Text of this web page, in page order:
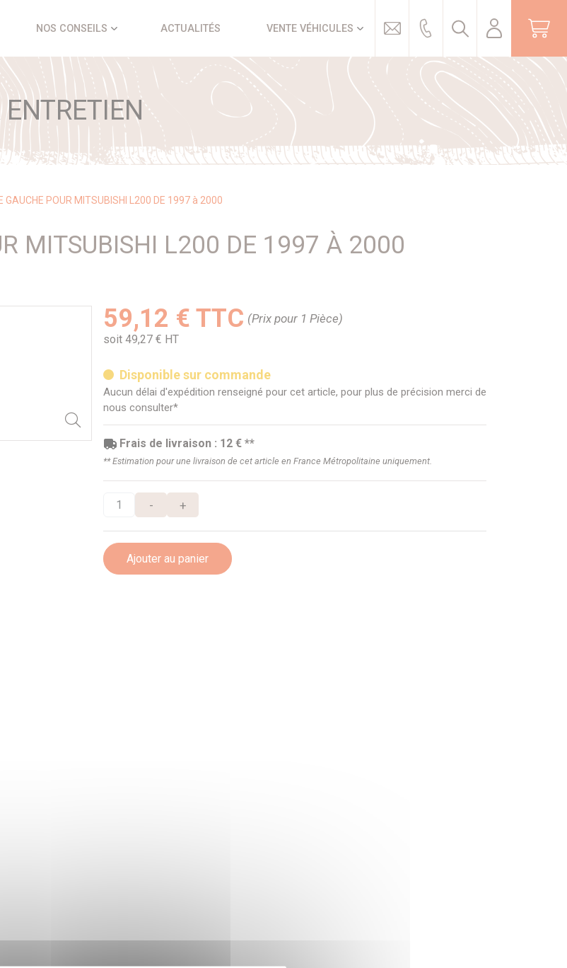
NOS CONSEILS ACTUALITÉS VENTE VÉHICULES
GAUCHE POUR MITSUBISHI L200 DE 1997 à 2000
MITSUBISHI L200 DE 1997 À 2000
59,12 € TTC (Prix pour 1 Pièce)
soit 49,27 € HT
Disponible sur commande
Aucun délai d'expédition renseigné pour cet article, pour plus de précision merci de
nous consulter*
Frais de livraison : 12 € **
** Estimation pour une livraison de cet article en France Métropolitaine uniquement.
- +
Ajouter au panier